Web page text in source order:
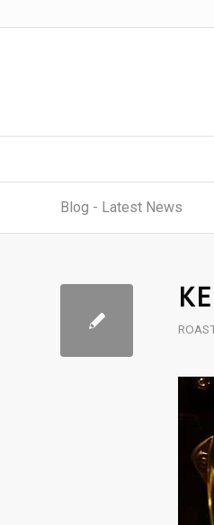
Blog - Latest News